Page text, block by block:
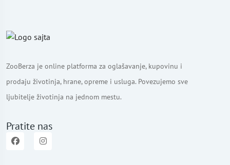
ZooBerza je online platforma za oglašavanje, kupovinu i
prodaju životinja, hrane, opreme i usluga. Povezujemo sve
ljubitelje životinja na jednom mestu.
Pratite nas